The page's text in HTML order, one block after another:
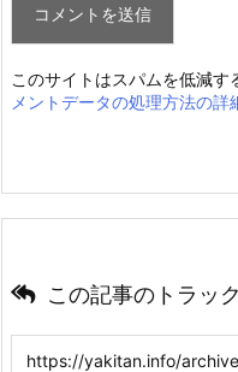
このサイトはスパムを低減す
メントデータの処理方法の
この記事のトラッ